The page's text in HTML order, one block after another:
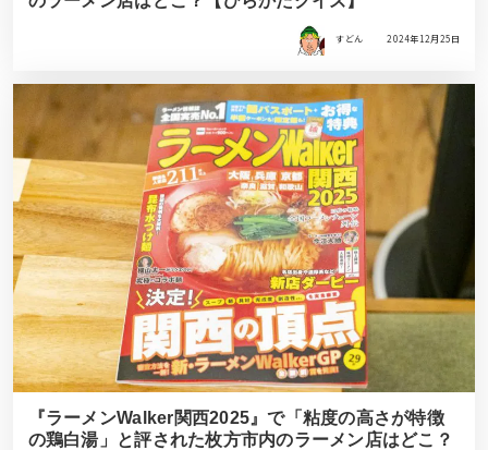
すどん 2024年12月25日
『ラーメンWalker関西2025』で「粘度の高さが特徴
の鶏白湯」と評された枚方市内のラーメン店はどこ？